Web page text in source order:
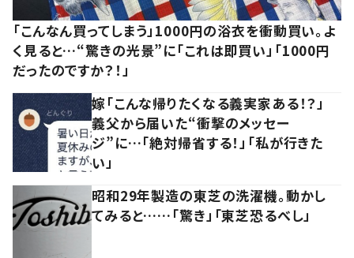
「こんなん買ってしまう」1000円の浴衣を衝動買い。よ
く見ると…“驚きの光景”に「これは即買い」「1000円
だったのですか？！」
嫁「こんな帰りたくなる義実家ある！？」
義父から届いた“衝撃のメッセー
ジ”に…「絶対帰省する！」「私が行きた
い」
昭和29年製造の東芝の洗濯機。動かし
てみると……「驚き」「東芝恐るべし」